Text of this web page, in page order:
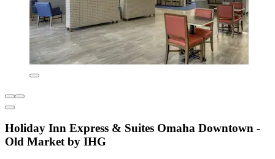
Holiday Inn Express & Suites Omaha Downtown -
Old Market by IHG